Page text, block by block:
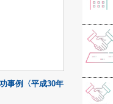
例〈平成30年